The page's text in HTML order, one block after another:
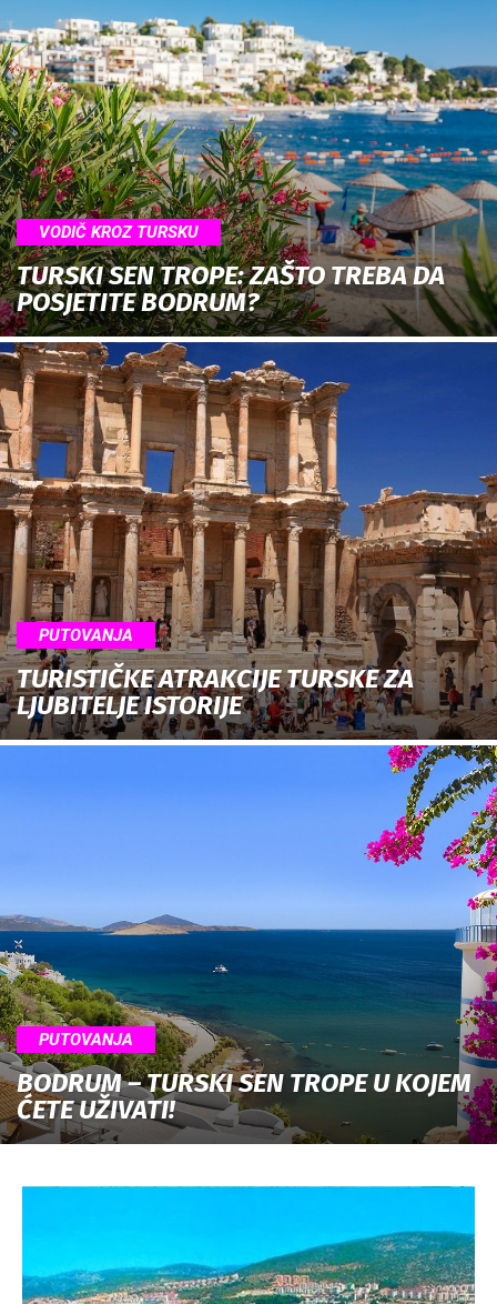
VODIČ KROZ TURSKU
TURSKI SEN TROPE: ZAŠTO TREBA DA
POSJETITE BODRUM?
PUTOVANJA
TURISTIČKE ATRAKCIJE TURSKE ZA
LJUBITELJE ISTORIJE
PUTOVANJA
BODRUM – TURSKI SEN TROPE U KOJEM
ĆETE UŽIVATI!